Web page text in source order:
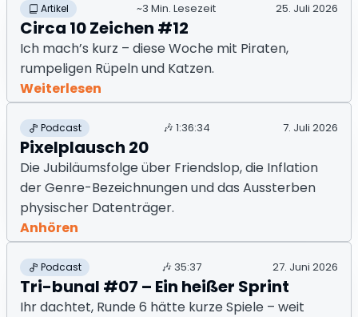
Artikel ~3 Min. Lesezeit 25. Juli 2026
Circa 10 Zeichen #12
Ich mach’s kurz – diese Woche mit Piraten,
rumpeligen Rüpeln und Katzen.
Weiterlesen
Podcast 🎶1:36:34 7. Juli 2026
Pixelplausch 20
Die Jubiläumsfolge über Friendslop, die Inflation
der Genre-Bezeichnungen und das Aussterben
physischer Datenträger.
Anhören
Podcast 🎶 35:37 27. Juni 2026
Tri-bunal #07 – Ein heißer Sprint
Ihr dachtet, Runde 6 hätte kurze Spiele – weit